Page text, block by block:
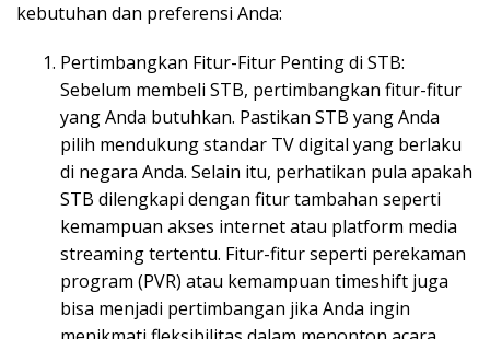
kebutuhan dan preferensi Anda:
Pertimbangkan Fitur-Fitur Penting di STB:
Sebelum membeli STB, pertimbangkan fitur-fitur
yang Anda butuhkan. Pastikan STB yang Anda
pilih mendukung standar TV digital yang berlaku
di negara Anda. Selain itu, perhatikan pula apakah
STB dilengkapi dengan fitur tambahan seperti
kemampuan akses internet atau platform media
streaming tertentu. Fitur-fitur seperti perekaman
program (PVR) atau kemampuan timeshift juga
bisa menjadi pertimbangan jika Anda ingin